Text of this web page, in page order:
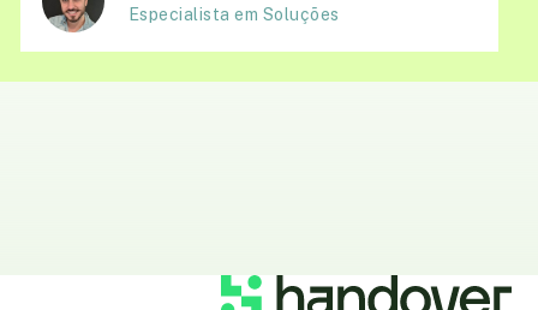
Especialista em Soluções